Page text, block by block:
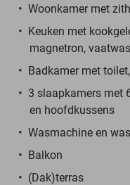
Woonkamer met
Keuken met
magnetron,
Badkamer met
3 slaapkamers met
en hoofdkussens
Wasmachine en
Balkon
(Dak)terras